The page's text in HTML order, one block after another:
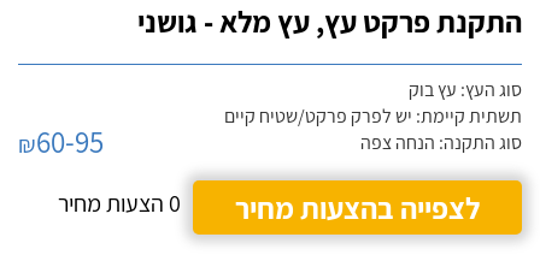
התקנת פרקט עץ, עץ מלא - גושני
סוג העץ: עץ בוק
תשתית קיימת: יש לפרק פרקט/שטיח קיים
סוג התקנה: הנחה צפה
₪60-95
לצפייה בהצעות מחיר
0 הצעות מחיר